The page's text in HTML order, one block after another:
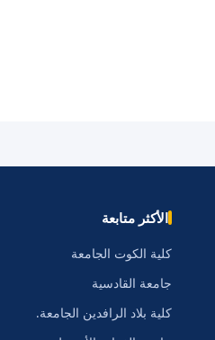
الأكثر متابعة
كلية الكوت الجامعة
جامعة القادسية
كلية بلاد الرافدين الجامعة.